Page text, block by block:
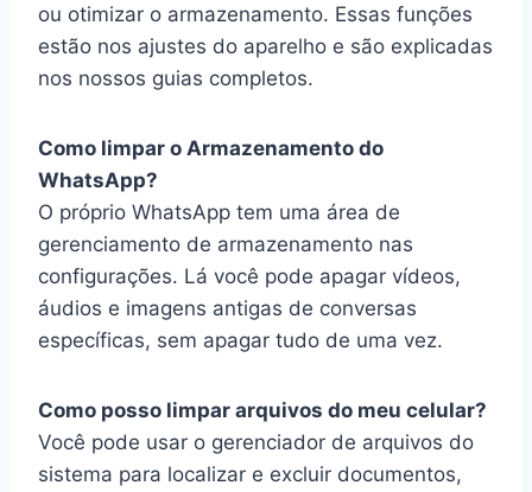
ou otimizar o armazenamento. Essas funções
estão nos ajustes do aparelho e são explicadas
nos nossos guias completos.
Como limpar o Armazenamento do
WhatsApp?
O próprio WhatsApp tem uma área de
gerenciamento de armazenamento nas
configurações. Lá você pode apagar vídeos,
áudios e imagens antigas de conversas
específicas, sem apagar tudo de uma vez.
Como posso limpar arquivos do meu celular?
Você pode usar o gerenciador de arquivos do
sistema para localizar e excluir documentos,